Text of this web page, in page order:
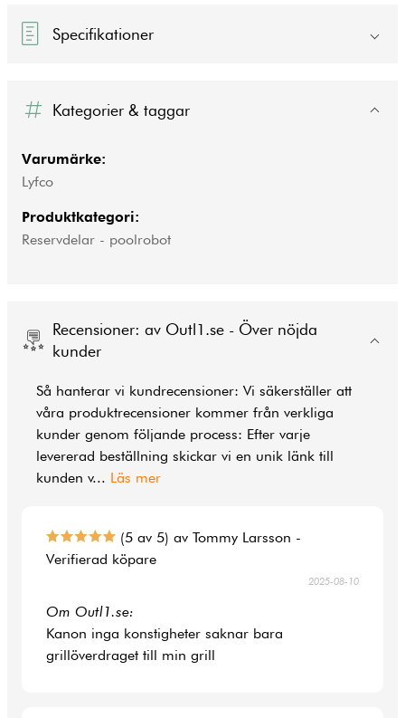
Specifikationer
Kategorier & taggar
Varumärke:
Lyfco
Produktkategori:
Reservdelar - poolrobot
Recensioner: av Outl1.se - Över nöjda
kunder
Så hanterar vi kundrecensioner: Vi säkerställer att
våra produktrecensioner kommer från verkliga
kunder genom följande process: Efter varje
levererad beställning skickar vi en unik länk till
kunden v... Läs mer
(5 av 5) av Tommy Larsson -
Verifierad köpare
2025-08-10
Om Outl1.se:
Kanon inga konstigheter saknar bara
grillöverdraget till min grill